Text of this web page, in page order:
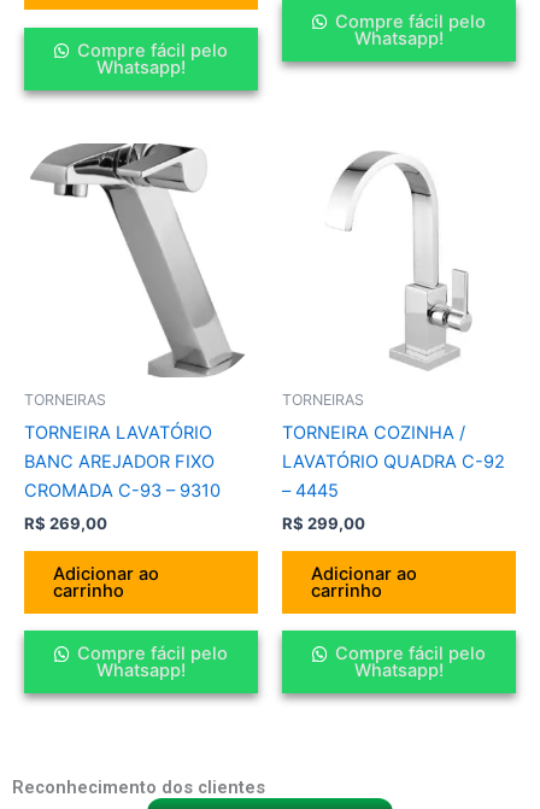
Compre fácil pelo
Whatsapp!
Compre fácil pelo
Whatsapp!
TORNEIRAS
TORNEIRA LAVATÓRIO
BANC AREJADOR FIXO
CROMADA C-93 – 9310
R$ 269,00
Adicionar ao
carrinho
Compre fácil pelo
Whatsapp!
TORNEIRAS
TORNEIRA COZINHA /
LAVATÓRIO QUADRA C-92
– 4445
R$ 299,00
Adicionar ao
carrinho
Compre fácil pelo
Whatsapp!
Reconhecimento dos clientes